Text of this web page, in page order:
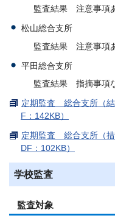
監査結果 注意事項
松山総合支所
監査結果 注意事項
平田総合支所
監査結果 指摘事項
定期監査 総合支所（
F：142KB）
定期監査 総合支所（
DF：102KB）
学校監査
監査対象